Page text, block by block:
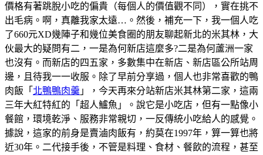
價格有著跳脫小吃的偏貴（每個人的價值觀不同），實在挑不
出毛病。啊，真離我家太遠…。然後，補充一下，我一個人吃
了660元XD幾陣子和幾位美食圈的朋友聊起新北的米其林，大
伙最大的疑問有二，一是為何新店這麼多?二是為何蘆洲一家
也沒有。而新店的四五家，多數集中在新店、新店區公所站周
邊，且待我一一收服。除了早前分享過，個人也非常喜歡的鴨
肉飯「 北鴨鴨肉羹 」，今天再來分站新店米其林第二家，這兩
三年大紅特紅的「超人鱸魚」。說它是小吃店，但有一點像小
餐館，環境乾淨、服務非常親切，一反傳統小吃給人的感覺。
據說，這家的前身是賣滷肉飯有，約莫在1997年，算一算也將
近30年。二代接手後，不管是料理、食材、餐飲的流程，甚至